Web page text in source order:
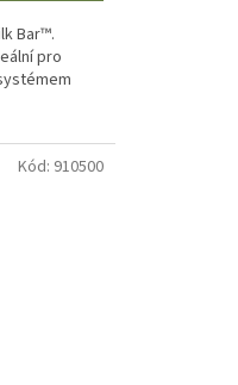
Bar™.
pro
Kód: 910500